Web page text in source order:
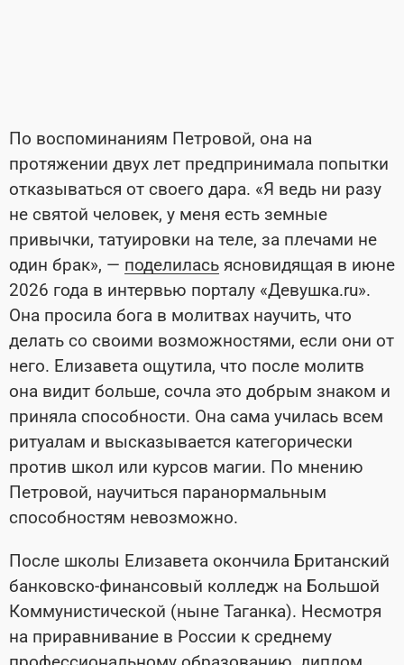
По воспоминаниям Петровой, она на
протяжении двух лет предпринимала попытки
отказываться от своего дара. «Я ведь ни разу
не святой человек, у меня есть земные
привычки, татуировки на теле, за плечами не
один брак», — поделилась ясновидящая в июне
2026 года в интервью порталу «Девушка.ru».
Она просила бога в молитвах научить, что
делать со своими возможностями, если они от
него. Елизавета ощутила, что после молитв
она видит больше, сочла это добрым знаком и
приняла способности. Она сама училась всем
ритуалам и высказывается категорически
против школ или курсов магии. По мнению
Петровой, научиться паранормальным
способностям невозможно.
После школы Елизавета окончила Британский
банковско-финансовый колледж на Большой
Коммунистической (ныне Таганка). Несмотря
на приравнивание в России к среднему